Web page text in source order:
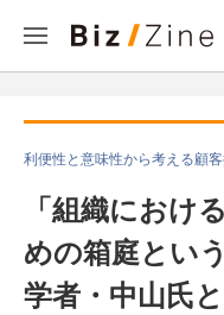
利便性と意味性から考える顧
「組織におけ
めの箱庭とい
学者・中山氏